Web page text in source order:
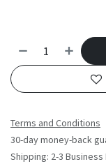
Terms and Conditions
30-day money-back
Shipping: 2-3 Business